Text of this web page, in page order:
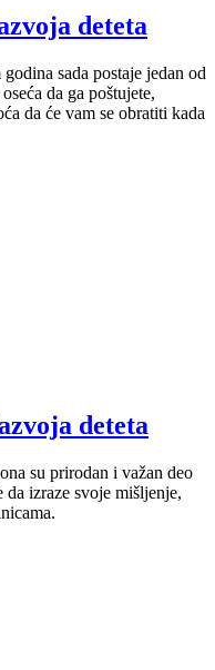
deteta
sada postaje jedan od
da ga poštujete,
da će vam se obratiti kada
deteta
su prirodan i važan deo
izraze svoje mišljenje,